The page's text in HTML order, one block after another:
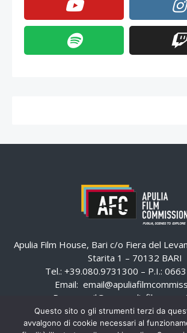
Apulia Film House, Bari c/o Fiera del
Starita 1 – 70132 BARI
Tel.: +39.080.9731300 – P.I.:
Email:
Pec:
Questo sito o gli strumenti terzi da
avvalgono di cookie necessari al